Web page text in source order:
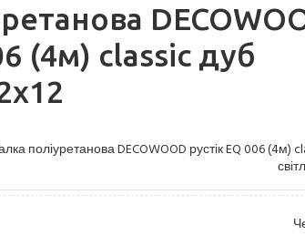
(4м) classic дуб
поліуретанова DECOWOOD рустік EQ 006 (4м)